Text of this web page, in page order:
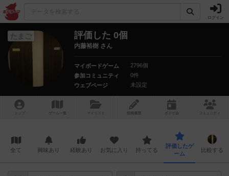
ログイン
たまご 評価した 0個
内藤裕樹 さん
マイボードゲーム
2796個
参加コミュニティ
0件
ウェブページ
未設定
トップ ゲーム一覧 マイリスト 投稿履歴 ボ ドゲ コミュニティ
全て 興味あり 経験あり お気に入り 持ってる
評価したゲ
ーム
比較する